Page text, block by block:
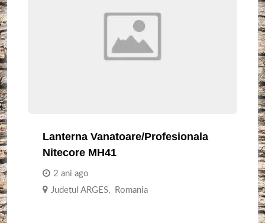
Lanterna Vanatoare/Profesionala
Nitecore MH41
2 ani ago
Judetul ARGES, Romania